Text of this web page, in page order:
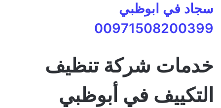
سجاد في ابوظبي
00971508200399
خدمات شركة تنظيف
التكييف في أبوظبي